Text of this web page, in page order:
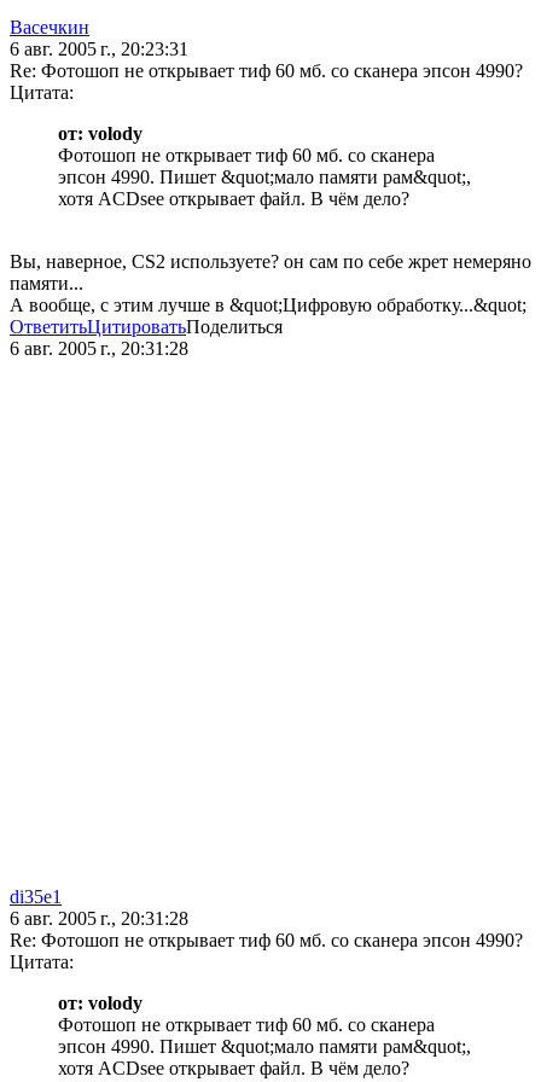
Васечкин
6 авг. 2005 г., 20:23:31
Re: Фотошоп не открывает тиф 60 мб. со сканера эпсон 4990?
Цитата:
от: volody
Фотошоп не открывает тиф 60 мб. со сканера
эпсон 4990. Пишет &quot;мало памяти рам&quot;,
хотя ACDsee открывает файл. В чём дело?
Вы, наверное, CS2 используете? он сам по себе жрет немеряно
памяти...
А вообще, с этим лучше в &quot;Цифровую обработку...&quot;
ОтветитьЦитироватьПоделиться
6 авг. 2005 г., 20:31:28
di35e1
6 авг. 2005 г., 20:31:28
Re: Фотошоп не открывает тиф 60 мб. со сканера эпсон 4990?
Цитата:
от: volody
Фотошоп не открывает тиф 60 мб. со сканера
эпсон 4990. Пишет &quot;мало памяти рам&quot;,
хотя ACDsee открывает файл. В чём дело?